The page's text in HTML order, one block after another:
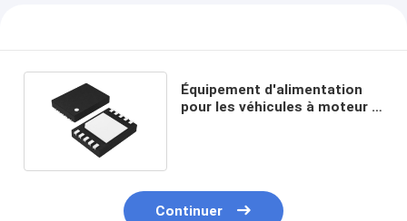
Équipement d'alimentation
pour les véhicules à moteur à
Continuer